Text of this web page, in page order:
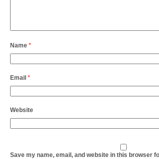
Name *
Email *
Website
Save my name, email, and website in this browser